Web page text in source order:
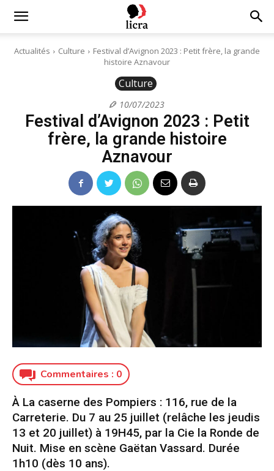
Licra
Antiraciste
Actualités Culture
Festival d’Avignon 2023 : Petit frère, la grande
histoire Aznavour
Culture
10/07/2023
Festival d’Avignon 2023 : Petit
frère, la grande histoire
Aznavour
Commentaires : 0
À La caserne des Pompiers : 116, rue de la
Carreterie. Du 7 au 25 juillet (relâche les jeudis
13 et 20 juillet) à 19H45, par la Cie la Ronde de
Nuit. Mise en scène Gaëtan Vassard. Durée
1h10 (dès 10 ans).